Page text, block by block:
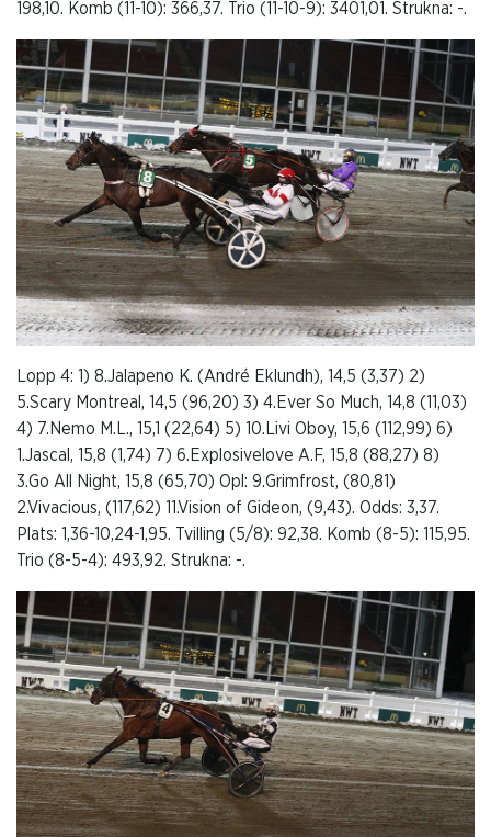
198,10. Komb (11-10): 366,37. Trio (11-10-9): 3401,01. Strukna: -.
Lopp 4: 1) 8.Jalapeno K. (André Eklundh), 14,5 (3,37) 2)
5.Scary Montreal, 14,5 (96,20) 3) 4.Ever So Much, 14,8 (11,03)
4) 7.Nemo M.L., 15,1 (22,64) 5) 10.Livi Oboy, 15,6 (112,99) 6)
1.Jascal, 15,8 (1,74) 7) 6.Explosivelove A.F, 15,8 (88,27) 8)
3.Go All Night, 15,8 (65,70) Opl: 9.Grimfrost, (80,81)
2.Vivacious, (117,62) 11.Vision of Gideon, (9,43). Odds: 3,37.
Plats: 1,36-10,24-1,95. Tvilling (5/8): 92,38. Komb (8-5): 115,95.
Trio (8-5-4): 493,92. Strukna: -.